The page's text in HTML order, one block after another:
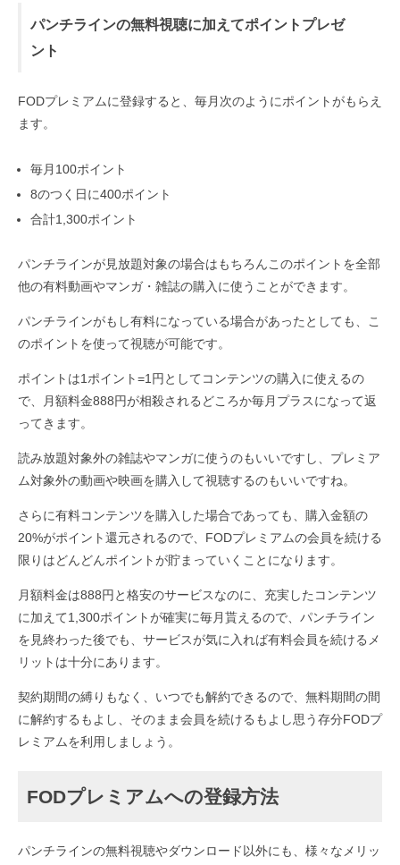
パンチラインの無料視聴に加えてポイントプレゼ
ント
FODプレミアムに登録すると、毎月次のようにポイントがもらえ
ます。
毎月100ポイント
8のつく日に400ポイント
合計1,300ポイント
パンチラインが見放題対象の場合はもちろんこのポイントを全部
他の有料動画やマンガ・雑誌の購入に使うことができます。
パンチラインがもし有料になっている場合があったとしても、こ
のポイントを使って視聴が可能です。
ポイントは1ポイント=1円としてコンテンツの購入に使えるの
で、月額料金888円が相殺されるどころか毎月プラスになって返
ってきます。
読み放題対象外の雑誌やマンガに使うのもいいですし、プレミア
ム対象外の動画や映画を購入して視聴するのもいいですね。
さらに有料コンテンツを購入した場合であっても、購入金額の
20%がポイント還元されるので、FODプレミアムの会員を続ける
限りはどんどんポイントが貯まっていくことになります。
月額料金は888円と格安のサービスなのに、充実したコンテンツ
に加えて1,300ポイントが確実に毎月貰えるので、パンチライン
を見終わった後でも、サービスが気に入れば有料会員を続けるメ
リットは十分にあります。
契約期間の縛りもなく、いつでも解約できるので、無料期間の間
に解約するもよし、そのまま会員を続けるもよし思う存分FODプ
レミアムを利用しましょう。
FODプレミアムへの登録方法
パンチラインの無料視聴やダウンロード以外にも、様々なメリッ